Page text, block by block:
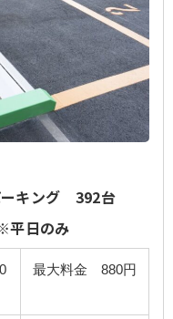
ーキング 392台
日のみ
最大料金 880円